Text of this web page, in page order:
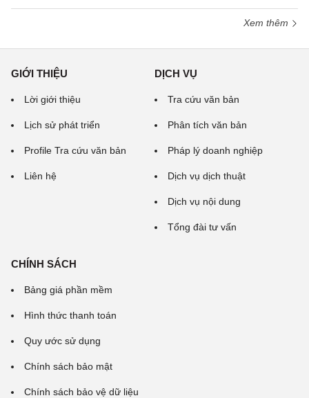
Xem thêm
GIỚI THIỆU
Lời giới thiệu
Lịch sử phát triển
Profile Tra cứu văn bản
Liên hệ
DỊCH VỤ
Tra cứu văn bản
Phân tích văn bản
Pháp lý doanh nghiệp
Dịch vụ dịch thuật
Dịch vụ nội dung
Tổng đài tư vấn
CHÍNH SÁCH
Bảng giá phần mềm
Hình thức thanh toán
Quy ước sử dụng
Chính sách bảo mật
Chính sách bảo vệ dữ liệu